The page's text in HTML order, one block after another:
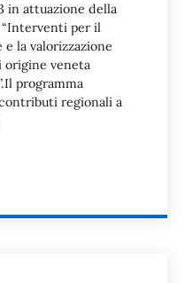
in attuazione della
“Interventi per il
la valorizzazione
veneta
programma
regionali a